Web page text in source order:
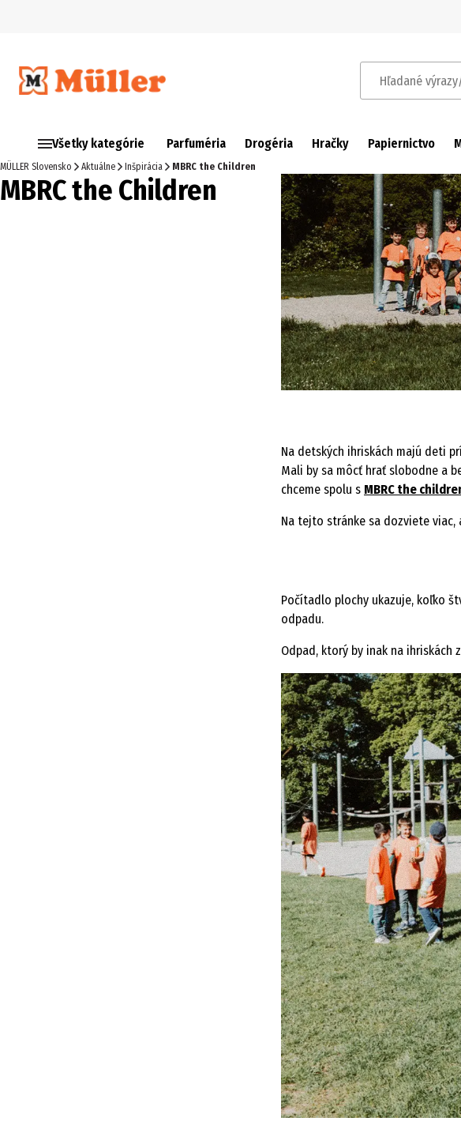
Hľadané výrazy/
Všetky kategórie Parfuméria Drogéria Hračky Papiernictvo
MÜLLER Slovensko Aktuálne Inšpirácia MBRC the Children
MBRC the Children
Na detských ihriskách majú deti
Mali by sa môcť hrať slobodne a
chceme spolu s MBRC the
Na tejto stránke sa dozviete
Počítadlo plochy ukazuje, koľko
odpadu.
Odpad, ktorý by inak na